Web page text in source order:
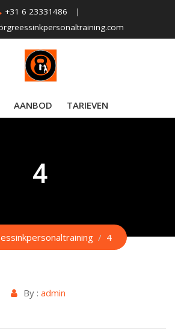
+31 6 23331486
|
AANBOD TARIEVEN
4
/ 4
By : admin